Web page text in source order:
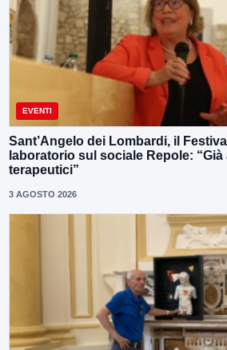
EVENTI
Sant’Angelo dei Lombardi, il
laboratorio sul sociale Repole:
terapeutici”
3 AGOSTO 2026